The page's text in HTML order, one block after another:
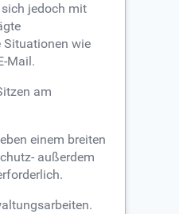
jedoch mit
Situationen wie
Mail.
am
einem breiten
außerdem